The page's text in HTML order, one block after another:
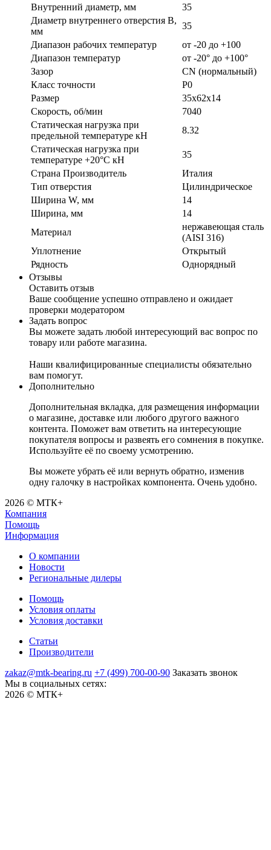
Внутренний диаметр, мм
35
Диаметр внутреннего отверстия B,
мм
35
Диапазон рабочих температур
от -20 до +100
Диапазон температур
от -20° до +100°
Зазор
CN (нормальный)
Класс точности
P0
Размер
35х62х14
Скорость, об/мин
7040
Статическая нагрузка при
предельной температуре кН
8.32
Статическая нагрузка при
температуре +20°С кН
35
Страна Производитель
Италия
Тип отверстия
Цилиндрическое
Ширина W, мм
14
Ширина, мм
14
Материал
нержавеющая сталь
(AISI 316)
Уплотнение
Открытый
Рядность
Однорядный
Отзывы
Оставить отзыв
Ваше сообщение успешно отправлено и ожидает
проверки модератором
Задать вопрос
Вы можете задать любой интересующий вас вопрос по
товару или работе магазина.
Наши квалифицированные специалисты обязательно
вам помогут.
Дополнительно
Дополнительная вкладка, для размещения информации
о магазине, доставке или любого другого важного
контента. Поможет вам ответить на интересующие
покупателя вопросы и развеять его сомнения в покупке.
Используйте её по своему усмотрению.
Вы можете убрать её или вернуть обратно, изменив
одну галочку в настройках компонента. Очень удобно.
2026 © МТК+
Компания
Помощь
Информация
О компании
Новости
Региональные дилеры
Помощь
Условия оплаты
Условия доставки
Статьи
Производители
zakaz@mtk-bearing.ru +7 (499) 700-00-90 Заказать звонок
Мы в социальных сетях:
2026 © МТК+